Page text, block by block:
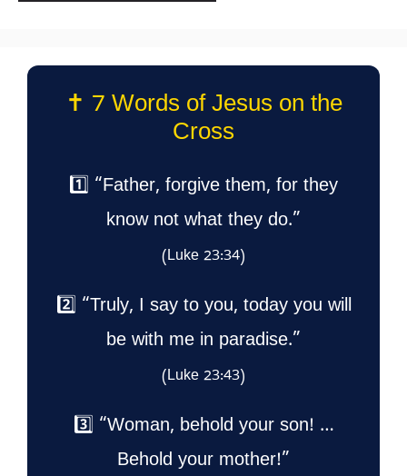
✝️ 7 Words of Jesus on the
Cross
1️⃣ “Father, forgive them, for they
know not what they do.”
(Luke 23:34)
2️⃣ “Truly, I say to you, today you will
be with me in paradise.”
(Luke 23:43)
3️⃣ “Woman, behold your son! …
Behold your mother!”